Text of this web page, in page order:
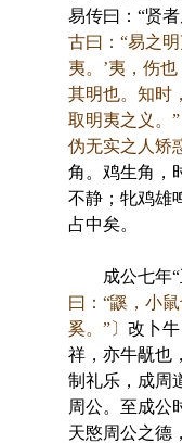
易传曰：“贤
古曰：“易之
夷。’夷，伤
其明也。知时
取明夷之义。”
伪无实之人矫
角。鸡生角，
不静；牝鸡雄
占中矣。
成公七年“
曰：“鼷，小
奚。”〕 改卜
祥，亦牛旤也
制礼乐，成周
周公。至成公
天愍周公之德